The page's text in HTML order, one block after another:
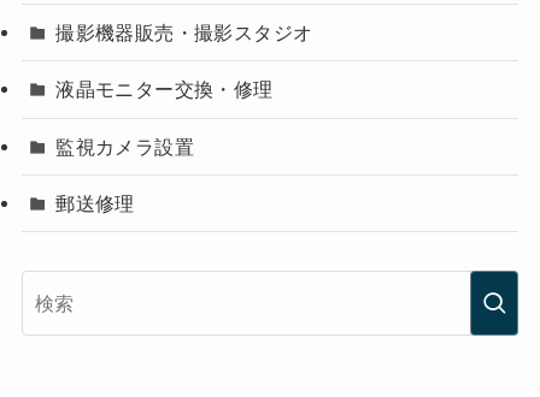
撮影機器販売・撮影スタジオ
液晶モニター交換・修理
監視カメラ設置
郵送修理